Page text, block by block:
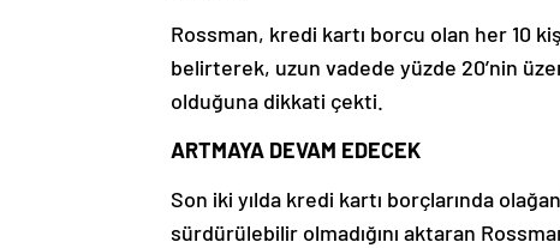
Rossman, kredi kartı borcu olan her 10
belirterek, uzun vadede yüzde 20’nin
olduğuna dikkati çekti.
ARTMAYA DEVAM EDECEK
Son iki yılda kredi kartı borçlarında
sürdürülebilir olmadığını aktaran